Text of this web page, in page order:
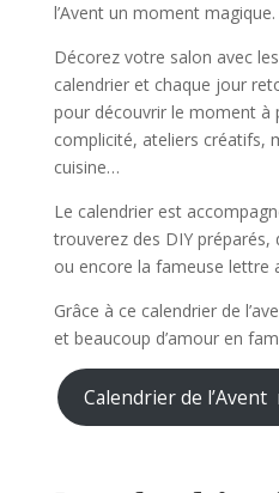
l’Avent un moment magique.
Décorez votre salon avec
calendrier et chaque jour
pour découvrir le moment à
complicité, ateliers créatifs,
cuisine…
Le calendrier est
trouverez des DIY préparés,
ou encore la fameuse lettre
Grâce à ce calendrier de
et beaucoup d’amour en
Calendrier de